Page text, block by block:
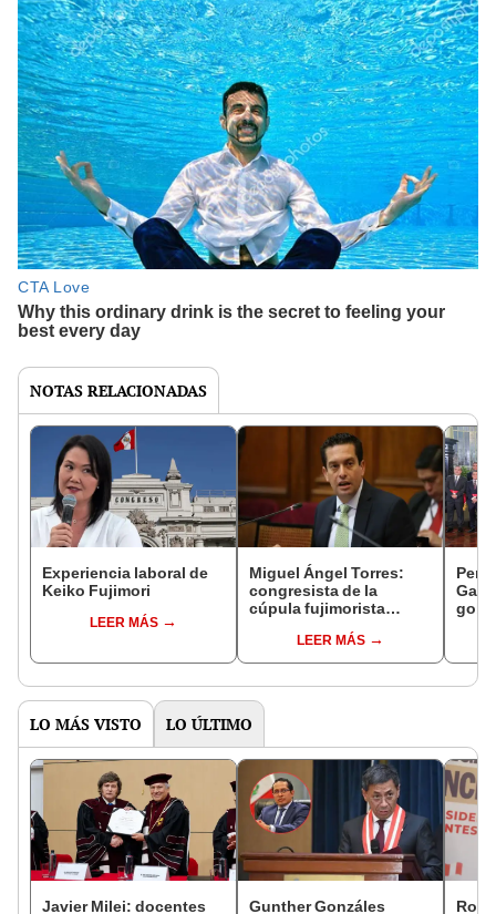
NOTAS RELACIONADAS
Experiencia laboral de
Keiko Fujimori
LEER MÁS
Miguel Ángel Torres:
congresista de la
cúpula fujimorista
del SenadoLEER MÁS
LO MÁS VISTO LO ÚLTIMO
Javier Milei: docentes
Gunther Gonzáles